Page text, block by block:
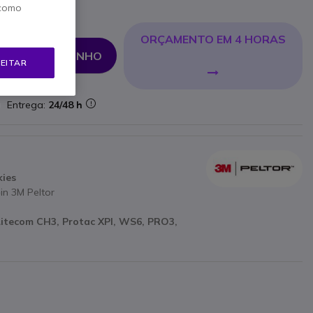
AO CARRINHO
ORÇAMENTO EM 4 HORAS
Entrega: 24/48 h
3M Peltor
CH3, Protac XPI, WS6, PRO3,
TK3401, compatível com UBZ